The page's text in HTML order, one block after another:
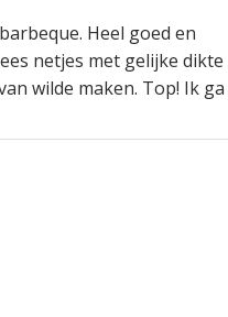
Heel goed en
netjes met gelijke dikte
wilde maken. Top! Ik ga